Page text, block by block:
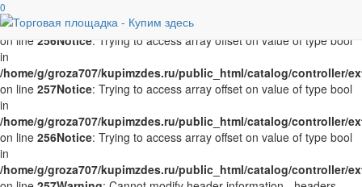
Notice
/home/g/groza707/kupimzdes.ru/public_html/catalog/controller/
on line256Notice: Trying to access array offset on value of type bool
in
/home/g/groza707/kupimzdes.ru/public_html/catalog/controller/
on line 257Notice: Trying to access array offset on value of type bool
in
/home/g/groza707/kupimzdes.ru/public_html/catalog/controller/
on line 256Notice: Trying to access array offset on value of type bool
in
/home/g/groza707/kupimzdes.ru/public_html/catalog/controller/
0